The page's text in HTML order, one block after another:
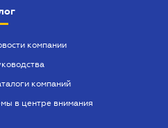
компании
компаний
в центре внимания